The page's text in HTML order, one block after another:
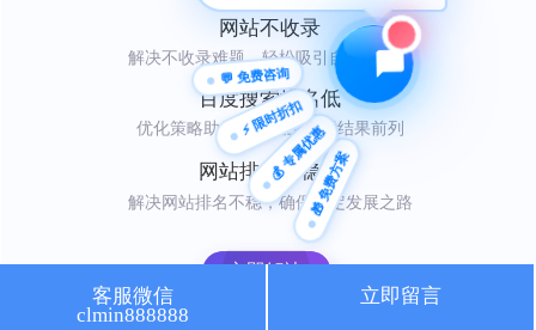
网站不收录
解决不收录难题，轻松吸引自然访问者
百度搜索排名低
优化策略助你快速登上搜索结果前列
网站排名不稳定
解决网站排名不稳，确保稳定发展之路
立即解决
客服微信
clmin888888
立即留言
🎁 免费方案
💰 专属优惠
⚡ 限时折扣
💬 免费咨询
获取最低报价